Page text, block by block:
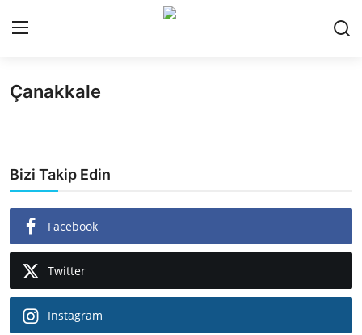
Giriş Yap
Finans
Magazin
Teknoloji
Siyaset
Çanakkale
Bizi Takip Edin
Facebook
Twitter
Instagram